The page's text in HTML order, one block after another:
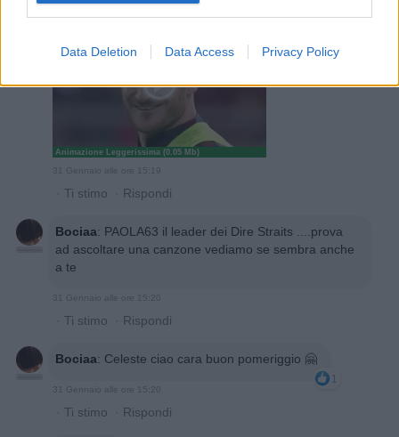
Data Deletion Data Access Privacy Policy
Animazione Leggerissima (0.05 Mb)
31 Gennaio alle ore 15:19
· Ti stimo · Rispondi
Bociaa: PAOLA63 il leader dei Dire Straits ....prova
ad ascoltare una canzone vediamo se sembra anche
a te
31 Gennaio alle ore 15:20
· Ti stimo · Rispondi
Bociaa: Celeste ciao cara buon pomeriggio 🤗
1
31 Gennaio alle ore 15:20
· Ti stimo · Rispondi